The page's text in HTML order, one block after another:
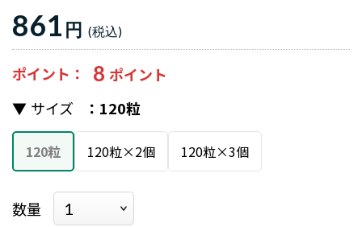
861 円
ポイント 8
サイズ 120粒
120粒 120粒×2個 120粒×3個
数量